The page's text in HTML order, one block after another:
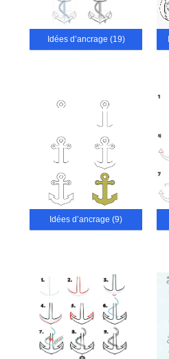
Idées d’ancrage (19)
Idées d’ancrage (9)